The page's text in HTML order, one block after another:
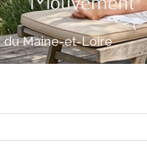
du Maine-et-Loire